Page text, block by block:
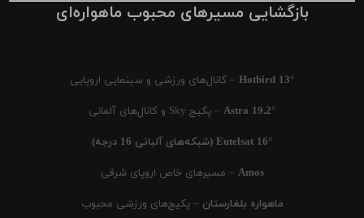
بازگشایی مسیرهای محبوب ماهواره‌ای
Hotbird 13° – کانال‌های ورزشی و سینمایی اروپایی
Astra 19.2° – پکیج Sky و کانال‌های آلمانی
Eutelsat 16° (شبکه‌های آلبانی 16 درجه)
Amos – مسیرهای خاص اروپای شرقی
ماهواره بلغارستان – پکیج‌های ورزشی محبوب